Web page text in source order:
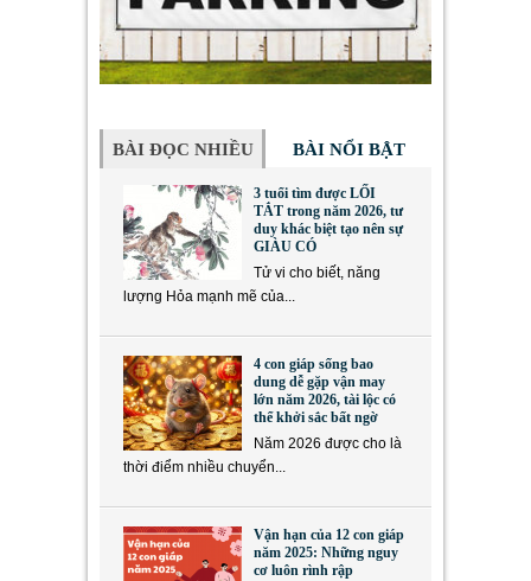
BÀI ĐỌC NHIỀU BÀI NỔI BẬT
3 tuổi tìm được LỐI
TẮT trong năm 2026, tư
duy khác biệt tạo nên sự
GIÀU CÓ
Tử vi cho biết, năng
lượng Hỏa mạnh mẽ của...
4 con giáp sống bao
dung dễ gặp vận may
lớn năm 2026, tài lộc có
thể khởi sắc bất ngờ
Năm 2026 được cho là
thời điểm nhiều chuyển...
Vận hạn của 12 con giáp
năm 2025: Những nguy
cơ luôn rình rập